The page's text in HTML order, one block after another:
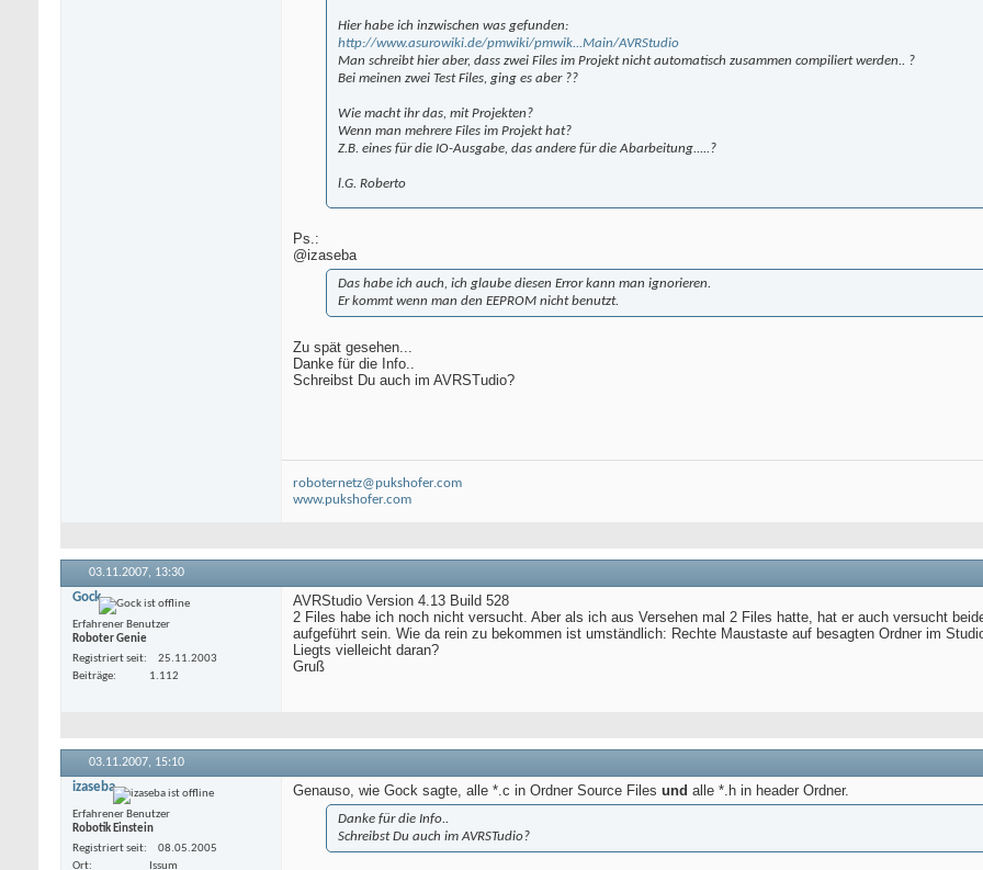
Hier habe ich inzwischen was gefunden:
http://www.asurowiki.de/pmwiki/pmwik...Main/AVRStudio
Man schreibt hier aber, dass zwei Files im Projekt nicht automatisch zusammen compiliert werden.. ?
Bei meinen zwei Test Files, ging es aber ??
Wie macht ihr das, mit Projekten?
Wenn man mehrere Files im Projekt hat?
Z.B. eines für die IO-Ausgabe, das andere für die Abarbeitung.....?
l.G. Roberto
Ps.:
@izaseba
Das habe ich auch, ich glaube diesen Error kann man ignorieren.
Er kommt wenn man den EEPROM nicht benutzt.
Zu spät gesehen...
Danke für die Info..
Schreibst Du auch im AVRSTudio?
roboternetz@pukshofer.com
www.pukshofer.com
03.11.2007, 13:30
Gock
Erfahrener Benutzer
Roboter Genie
Registriert seit
25.11.2003
Beiträge
1.112
AVRStudio Version 4.13 Build 528
2 Files habe ich noch nicht versucht. Aber als ich aus Versehen mal 2 Files hatte, hat er auch versucht
aufgeführt sein. Wie da rein zu bekommen ist umständlich: Rechte Maustaste auf besagten Ordner im
Liegts vielleicht daran?
Gruß
03.11.2007, 15:10
izaseba
Erfahrener Benutzer
Robotik Einstein
Registriert seit
08.05.2005
Ort
Issum
Genauso, wie Gock sagte, alle *.c in Ordner Source Files und alle *.h in header Ordner.
Danke für die Info..
Schreibst Du auch im AVRSTudio?